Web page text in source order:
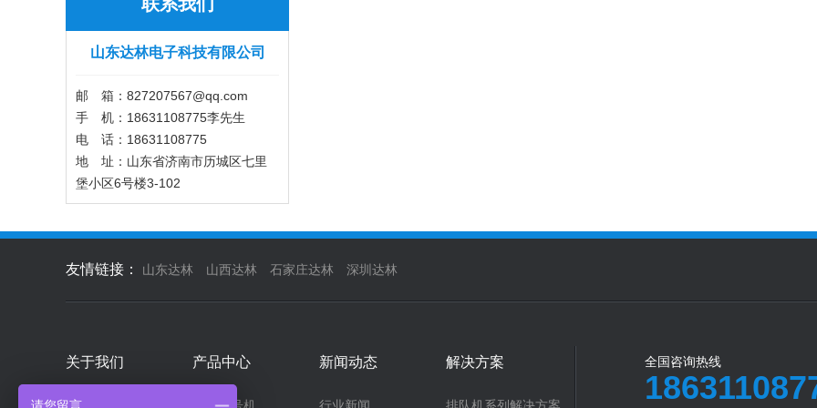
山东达林电子科技有限公司
邮 箱：827207567@qq.com
手 机：18631108775李先生
电 话：18631108775
地 址：山东省济南市历城区七里
堡小区6号楼3-102
友情链接： 山东达林 山西达林 石家庄达林 深圳达林
关于我们 产品中心 新闻动态 解决方案 全国咨询热线